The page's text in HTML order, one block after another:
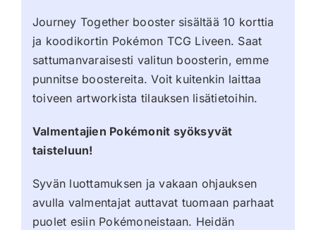
Journey Together booster sisältää 10 korttia
ja koodikortin Pokémon TCG Liveen. Saat
sattumanvaraisesti valitun boosterin, emme
punnitse boostereita. Voit kuitenkin laittaa
toiveen artworkista tilauksen lisätietoihin.
Valmentajien Pokémonit syöksyvät
taisteluun!
Syvän luottamuksen ja vakaan ohjauksen
avulla valmentajat auttavat tuomaan parhaat
puolet esiin Pokémoneistaan. Heidän